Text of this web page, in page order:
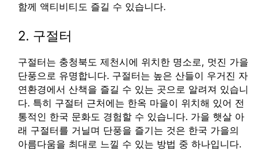
함께 액티비티도 즐길 수 있습니다.
2. 구절터
구절터는 충청북도 제천시에 위치한 명소로, 멋진 가을
단풍으로 유명합니다. 구절터는 높은 산들이 우거진 자
연환경에서 산책을 즐길 수 있는 곳으로 알려져 있습니
다. 특히 구절터 근처에는 한옥 마을이 위치해 있어 전
통적인 한국 문화도 경험할 수 있습니다. 가을 햇살 아
래 구절터를 거닐며 단풍을 즐기는 것은 한국 가을의
아름다움을 최대로 느낄 수 있는 방법 중 하나입니다.